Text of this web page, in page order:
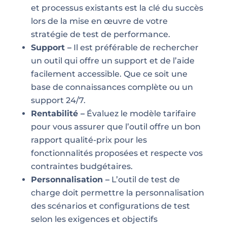
et processus existants est la clé du succès
lors de la mise en œuvre de votre
stratégie de test de performance.
Support –Il est préférable de rechercher
un outil qui offre un support et de l’aide
facilement accessible. Que ce soit une
base de connaissances complète ou un
support 24/7.
Rentabilité –Évaluez le modèle tarifaire
pour vous assurer que l’outil offre un bon
rapport qualité-prix pour les
fonctionnalités proposées et respecte vos
contraintes budgétaires.
Personnalisation –L’outil de test de
charge doit permettre la personnalisation
des scénarios et configurations de test
selon les exigences et objectifs